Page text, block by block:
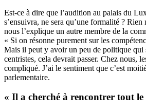
Est-ce à dire que l’audition au palais du
s’ensuivra, ne sera qu’une formalité ? Rien
nous l’explique un autre membre de la
« Si on résonne purement sur les
Mais il peut y avoir un peu de politique qui
centristes, cela devrait passer. Chez nous,
compliqué. J’ai le sentiment que c’est
parlementaire.
« Il a cherché à rencontrer tout le